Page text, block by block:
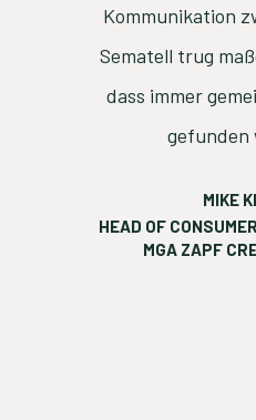
Kommunikation
Sematell trug
dass immer
gefunden
MIKE
HEAD OF
MGA ZAPF